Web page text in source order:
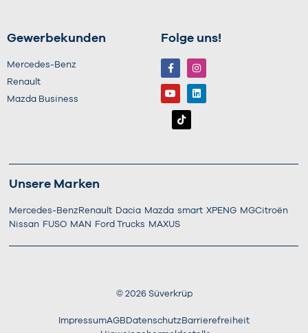
Gewerbekunden
Mercedes-Benz
Renault
Mazda Business
Folge uns!
Unsere Marken
Mercedes-Benz Renault Dacia Mazda smart XPENG MGCitroën
Nissan FUSO MAN Ford Trucks MAXUS
© 2026Süverkrüp
ImpressumAGB Datenschutz Barrierefreiheit